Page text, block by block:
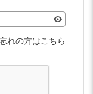
れの方はこちら